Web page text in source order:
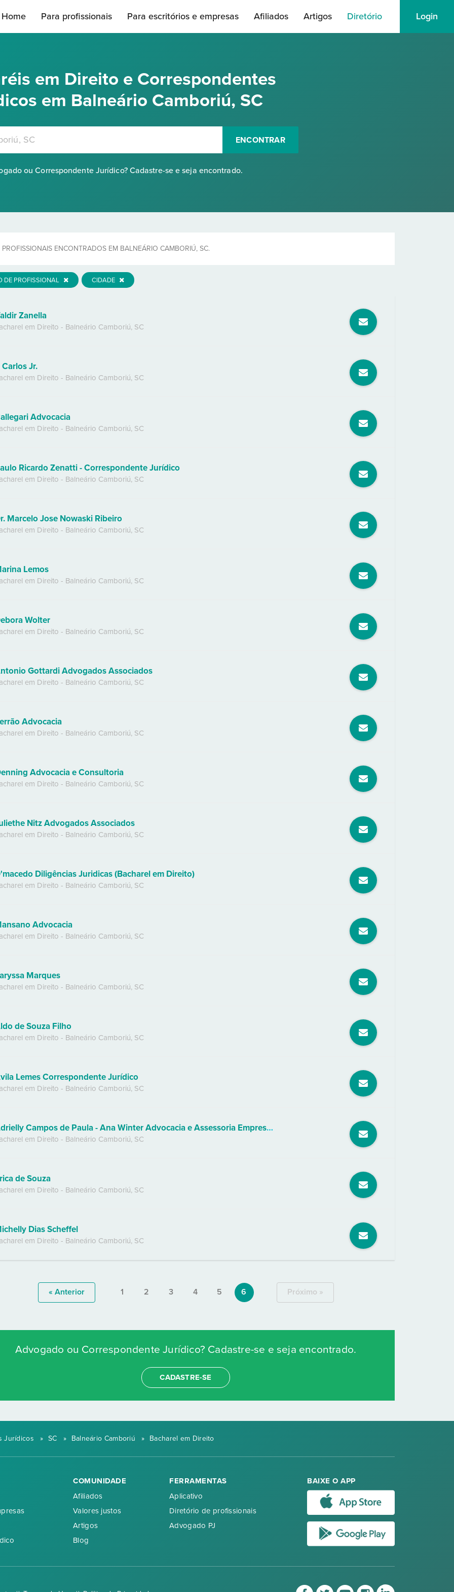
Home Para profissionais Para escritórios e empresas Afiliados Artigos Diretório Login
em Direito e Correspondentes
em Balneário Camboriú, SC
ENCONTRAR
ou Correspondente Jurídico? Cadastre-se e seja encontrado.
PROFISSIONAIS ENCONTRADOS EM BALNEÁRIO CAMBORIÚ, SC.
DE PROFISSIONAL CIDADE
Zanella
em Direito - Balneário Camboriú, SC
Carlos Jr.
em Direito - Balneário Camboriú, SC
Advocacia
em Direito - Balneário Camboriú, SC
Ricardo Zenatti - Correspondente Jurídico
em Direito - Balneário Camboriú, SC
Marcelo Jose Nowaski Ribeiro
em Direito - Balneário Camboriú, SC
Lemos
em Direito - Balneário Camboriú, SC
Wolter
em Direito - Balneário Camboriú, SC
Gottardi Advogados Associados
em Direito - Balneário Camboriú, SC
Advocacia
em Direito - Balneário Camboriú, SC
Advocacia e Consultoria
em Direito - Balneário Camboriú, SC
Nitz Advogados Associados
em Direito - Balneário Camboriú, SC
Diligências Juridicas (Bacharel em Direito)
em Direito - Balneário Camboriú, SC
Advocacia
em Direito - Balneário Camboriú, SC
Marques
em Direito - Balneário Camboriú, SC
de Souza Filho
em Direito - Balneário Camboriú, SC
Lemes Correspondente Jurídico
em Direito - Balneário Camboriú, SC
Adrielly Campos de Paula - Ana Winter Advocacia e Assessoria Empresarial.
em Direito - Balneário Camboriú, SC
de Souza
em Direito - Balneário Camboriú, SC
Dias Scheffel
em Direito - Balneário Camboriú, SC
« Anterior 1 2 3 4 5 6 Próximo »
Advogado ou Correspondente Jurídico? Cadastre-se e seja encontrado.
CADASTRE-SE
Jurídicos » SC » Balneário Camboriú » Bacharel em Direito
COMUNIDADE
Afiliados
Valores justos
Artigos
Blog
FERRAMENTAS
Aplicativo
Diretório de profissionais
Advogado PJ
BAIXE O APP